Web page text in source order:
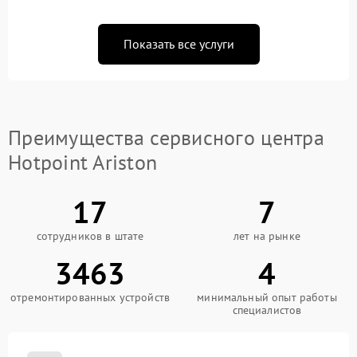
Показать все услуги
Преимущества сервисного центра
Hotpoint Ariston
17
сотрудников в штате
7
лет на рынке
3463
отремонтированных устройств
4
минимальный опыт работы
специалистов